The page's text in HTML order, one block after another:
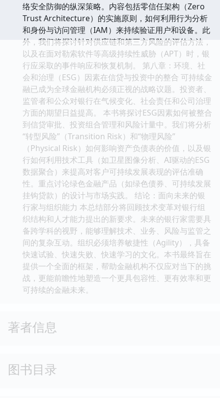
络安全防御的纵深策略。内容包括零信任架构（Zero
Trust Architecture）的实施原则，如何利用行为分析
和身份与访问管理（IAM）来持续验证用户和设备。此
外，我们将探讨针对供应链和第三方风险的评估方法，
以及在面对勒索软件等高级持续性威胁（APT）时，银
行应采取的事件响应和恢复机制。 第八章：环境、社
会和治理（ESG）因素在信贷与投资中的整合 可持续金
融已成为全球金融机构必须正视的战略议题。投资者、
监管者和公众对银行在气候变化、社会责任和公司治理
方面的期望日益提高。 本书将探讨ESG因素如何被整合
到信贷审批、投资组合管理和风险计量中。我们将分析
“转型风险”（Transition Risk）和“物理风险”
（Physical Risk）如何影响资产负债表的价值，以及银
行如何利用技术工具（如卫星图像分析、AI驱动的ESG
数据聚合）来提高对客户可持续发展表现的评估准确
性。重点讨论绿色金融产品（如绿色债券、可持续发展
挂钩贷款）的设计与市场实践。 结论：面向未来的银
行家与组织能力 本总结部分将回顾技术变革对银行组
织结构和人才能力提出的新要求。未来的银行家需要具
备跨学科的视野，能够理解技术、业务、风险与监管之
间的复杂互动。组织必须培养敏捷性（Agility），具备
快速试验、快速失败、快速学习的文化。本书最终旨在
提供一个全面的框架，帮助金融机构不仅应对当下的挑
战，更能前瞻性地塑造一个更具包容性、更有效率和更
可持续的金融未来。
著者信息
图书目录